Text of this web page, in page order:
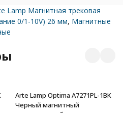
Lamp Магнитная трековая
0/1-10V) 26 мм, Магнитные
Arte Lamp Optima A7271PL-1BK
Черный магнитный